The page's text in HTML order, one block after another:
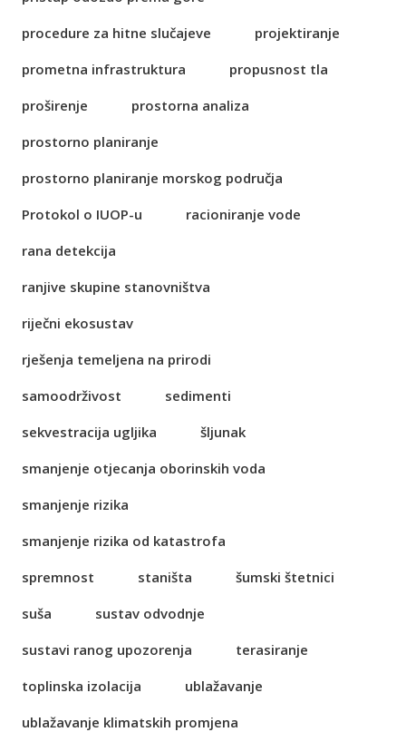
procedure za hitne slučajeve
projektiranje
prometna infrastruktura
propusnost tla
proširenje
prostorna analiza
prostorno planiranje
prostorno planiranje morskog područja
Protokol o IUOP-u
racioniranje vode
rana detekcija
ranjive skupine stanovništva
riječni ekosustav
rješenja temeljena na prirodi
samoodrživost
sedimenti
sekvestracija ugljika
šljunak
smanjenje otjecanja oborinskih voda
smanjenje rizika
smanjenje rizika od katastrofa
spremnost
staništa
šumski štetnici
suša
sustav odvodnje
sustavi ranog upozorenja
terasiranje
toplinska izolacija
ublažavanje
ublažavanje klimatskih promjena